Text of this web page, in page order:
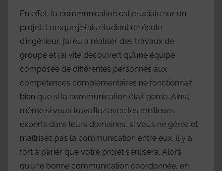
En effet, la communication est cruciale sur un
projet. Lorsque j’étais étudiant en école
d’ingénieur, j’ai eu à réaliser des travaux de
groupe et j’ai vite découvert qu’une équipe
composée de différentes personnes aux
compétences complémentaires ne fonctionnait
bien que si la communication était gérée. Ainsi,
même si vous travaillez avec les meilleurs
experts dans leurs domaines, si vous ne gérez et
maîtrisez pas la communication entre eux, il y a
fort à parier que votre projet s’enlisera. Alors
qu’une bonne communication coordonnée, en